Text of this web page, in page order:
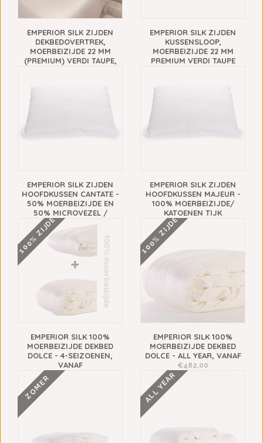
EMPERIOR SILK ZIJDEN
DEKBEDOVERTREK,
MOERBEIZIJDE 22 MM
(PREMIUM) VERDI TAUPE,
EMPERIOR SILK ZIJDEN
KUSSENSLOOP,
MOERBEIZIJDE 22 MM
PREMIUM VERDI TAUPE
EMPERIOR SILK ZIJDEN
HOOFDKUSSEN CANTATE -
50% MOERBEIZIJDE EN
50% MICROVEZEL /
KATOENEN TIJK
€147,00
EMPERIOR SILK ZIJDEN
HOOFDKUSSEN MAJEUR -
100% MOERBEIZIJDE/
KATOENEN TIJK
€179,00
100% ZIJDE
EMPERIOR SILK 100%
MOERBEIZIJDE DEKBED
DOLCE - 4-SEIZOENEN,
VANAF
€901,00
100% ZIJDE
EMPERIOR SILK 100%
MOERBEIZIJDE DEKBED
DOLCE - ALL YEAR, VANAF
€482,00
ZOMER ALL YEAR